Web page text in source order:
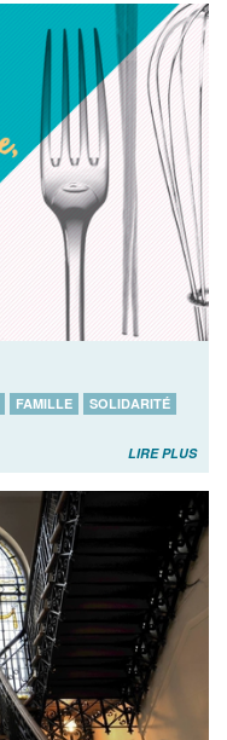
FAMILLE SOLIDARITÉ
LIRE PLUS